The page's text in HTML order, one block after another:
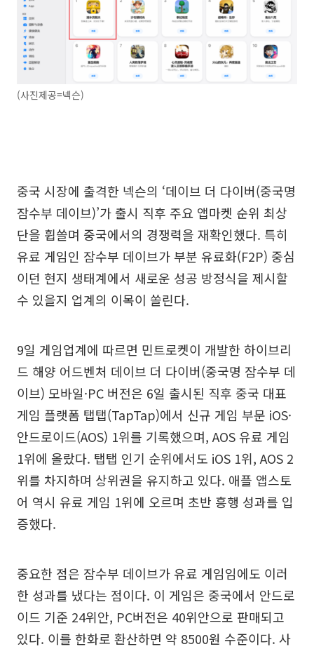
(사진제공=넥슨)
중국 시장에 출격한 넥슨의 ‘데이브 더 다이버(중국명
잠수부 데이브)’가 출시 직후 주요 앱마켓 순위 최상
단을 휩쓸며 중국에서의 경쟁력을 재확인했다. 특히
유료 게임인 잠수부 데이브가 부분 유료화(F2P) 중심
이던 현지 생태계에서 새로운 성공 방정식을 제시할
수 있을지 업계의 이목이 쏠린다.
9일 게임업계에 따르면 민트로켓이 개발한 하이브리
드 해양 어드벤처 데이브 더 다이버(중국명 잠수부 데
이브) 모바일·PC 버전은 6일 출시된 직후 중국 대표
게임 플랫폼 탭탭(TapTap)에서 신규 게임 부문 iOS·
안드로이드(AOS) 1위를 기록했으며, AOS 유료 게임
1위에 올랐다. 탭탭 인기 순위에서도 iOS 1위, AOS 2
위를 차지하며 상위권을 유지하고 있다. 애플 앱스토
어 역시 유료 게임 1위에 오르며 초반 흥행 성과를 입
증했다.
중요한 점은 잠수부 데이브가 유료 게임임에도 이러
한 성과를 냈다는 점이다. 이 게임은 중국에서 안드로
이드 기준 24위안, PC버전은 40위안으로 판매되고
있다. 이를 한화로 환산하면 약 8500원 수준이다. 사